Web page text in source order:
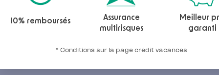
10% remboursés
Assurance
multirisques
Meilleur
garanti
* Conditions sur la page crédit vacances